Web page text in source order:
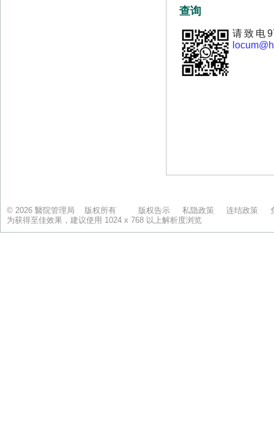
© 2026 醫院管理局 版权所有 版权告示 私隐政策 连结政策
为获得至佳效果，建议使用 1024 x 768 以上解析度浏览